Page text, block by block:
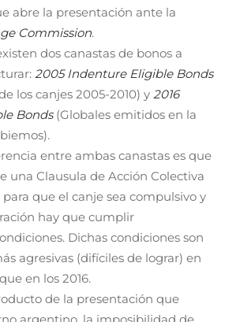
abre la presentación ante la
Commission.
dos canastas de bonos a
2005 Indenture Eligible Bonds
los canjes 2005-2010) y 2016
Bonds (Globales emitidos en la
entre ambas canastas es que
una Clausula de Acción Colectiva
para que el canje sea compulsivo y
hay que cumplir
Dichas condiciones son
agresivas (difíciles de lograr) en
en los 2016.
de la presentación que
argentino, la imposibilidad de